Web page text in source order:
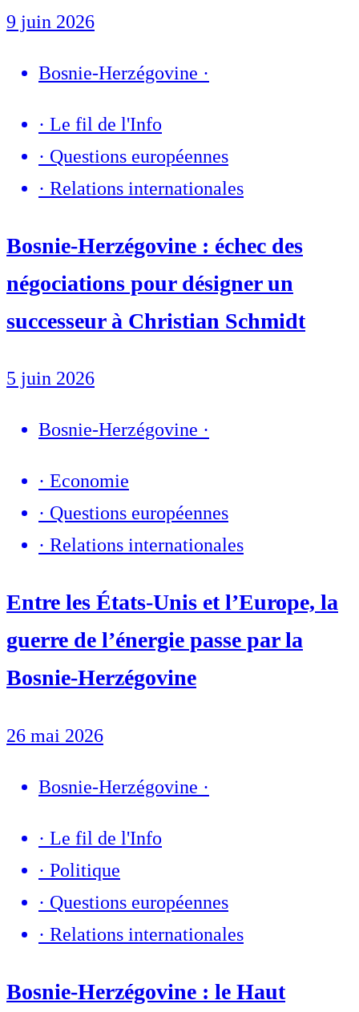
9 juin 2026
Bosnie-Herzégovine ·
· Le fil de l'Info
· Questions européennes
· Relations internationales
Bosnie-Herzégovine : échec des
négociations pour désigner un
successeur à Christian Schmidt
5 juin 2026
Bosnie-Herzégovine ·
· Economie
· Questions européennes
· Relations internationales
Entre les États-Unis et l’Europe, la
guerre de l’énergie passe par la
Bosnie-Herzégovine
26 mai 2026
Bosnie-Herzégovine ·
· Le fil de l'Info
· Politique
· Questions européennes
· Relations internationales
Bosnie-Herzégovine : le Haut